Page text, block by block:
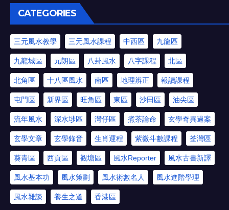
CATEGORIES
三元風水教學 三元風水課程 中西區 九龍區
九龍城區 元朗區 八卦風水 八字課程 北區
北角區 十八區風水 南區 地理辨正 報讀課程
屯門區 新界區 旺角區 東區 沙田區 油尖區
流年風水 深水埗區 灣仔區 煮茶論命 玄學奇異過案
玄學文章 玄學錄音 生肖運程 紫微斗數課程 荃灣區
葵青區 西貢區 觀塘區 風水Reporter 風水古書新譯
風水基本功 風水策劃 風水術數名人 風水進階學理
風水雜談 養生之道 香港區